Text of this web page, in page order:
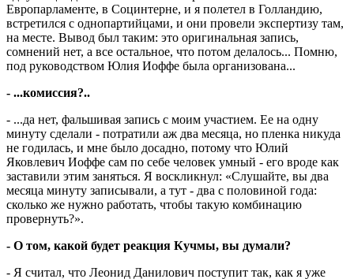
Европарламенте, в Социнтерне, и я полетел в Голландию,
встретился с однопартийцами, и они провели экспертизу там,
на месте. Вывод был таким: это оригинальная запись,
сомнений нет, а все остальное, что потом делалось... Помню,
под руководством Юлия Иоффе была организована...
- ...комиссия?..
- ...да нет, фальшивая запись с моим участием. Ее на одну
минуту сделали - потратили аж два месяца, но пленка никуда
не годилась, и мне было досадно, потому что Юлий
Яковлевич Иоффе сам по себе человек умный - его вроде как
заставили этим заняться. Я воскликнул: «Слушайте, вы два
месяца минуту записывали, а тут - два с половиной года:
сколько же нужно работать, чтобы такую комбинацию
провернуть?».
- О том, какой будет реакция Кучмы, вы думали?
- Я считал, что Леонид Данилович по­сту­пит так, как я уже